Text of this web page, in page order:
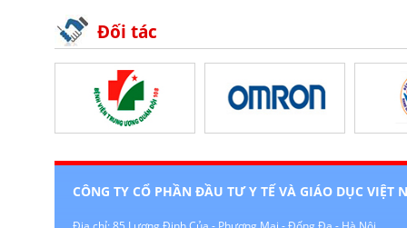
Đối tác
CÔNG TY CỔ PHẦN ĐẦU TƯ Y TẾ VÀ GIÁO DỤC VIỆT